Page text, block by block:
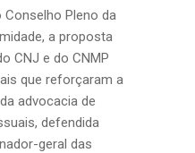
Pleno da
a proposta
CNJ e do CNMP
que reforçaram a
advocacia de
defendida
geral das